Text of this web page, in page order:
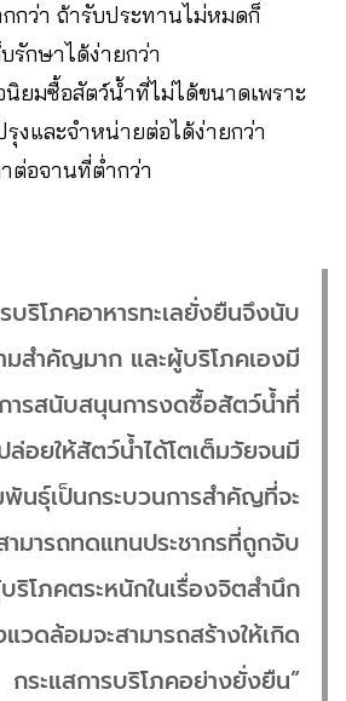
กว่า ถ้ารับประทานไม่หมดก็
รักษาได้ง่ายกว่า
ยมซื้อสัตว์น้ำที่ไม่ได้ขนาดเพราะ
งและจำหน่ายต่อได้ง่ายกว่า
ต่อจานที่ต่ำกว่า
บริโภคอาหารทะเลยั่งยืนจึงนับ
มสำคัญมาก และผู้บริโภคเองมี
ารสนับสนุนการงดซื้อสัตว์น้ำที่
ล่อยให้สัตว์น้ำได้โตเต็มวัยจนมี
นธุ์เป็นกระบวนการสำคัญที่จะ
มารถทดแทนประชากรที่ถูกจับ
ริโภคตระหนักในเรื่องจิตสำนึก
ดล้อมจะสามารถสร้างให้เกิด
กระแสการบริโภคอย่างยั่งยืน”